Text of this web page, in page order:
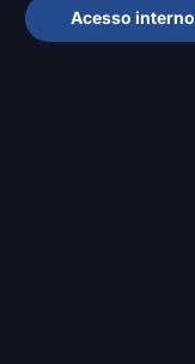
Acesso interno